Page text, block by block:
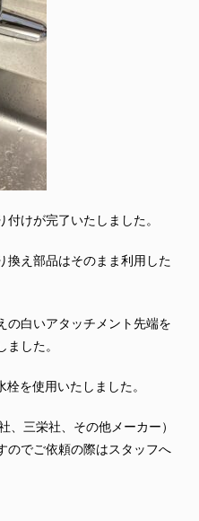
けが完了いたしました。
換え部品はそのまま利用した
の白いアタッチメント先端を
した。
を使用いたしました。
、三栄社、その他メーカー）
のでご依頼の際はスタッフへ